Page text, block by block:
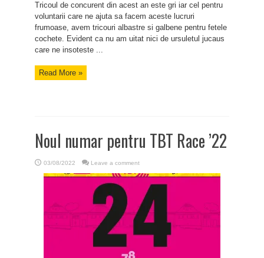
Tricoul de concurent din acest an este gri iar cel pentru
voluntarii care ne ajuta sa facem aceste lucruri
frumoase, avem tricouri albastre si galbene pentru fetele
cochete. Evident ca nu am uitat nici de ursuletul jucaus
care ne insoteste ...
Read More »
Noul numar pentru TBT Race ’22
03/08/2022 Leave a comment